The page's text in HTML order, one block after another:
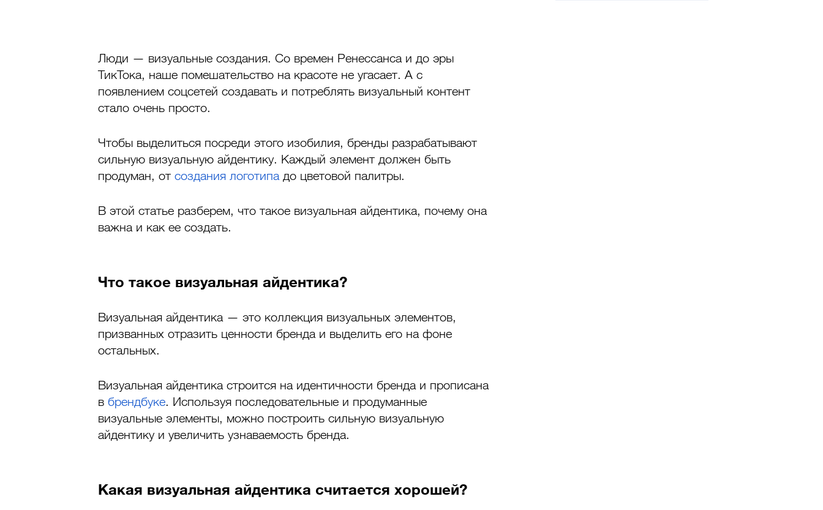
Люди — визуальные создания. Со времен Ренессанса и до эры
ТикТока, наше помешательство на красоте не угасает. А с
появлением соцсетей создавать и потреблять визуальный контент
стало очень просто.
Чтобы выделиться посреди этого изобилия, бренды разрабатывают
сильную визуальную айдентику. Каждый элемент должен быть
продуман, от создания логотипа до цветовой палитры.
В этой статье разберем, что такое визуальная айдентика, почему она
важна и как ее создать.
Что такое визуальная айдентика?
Визуальная айдентика — это коллекция визуальных элементов,
призванных отразить ценности бренда и выделить его на фоне
остальных.
Визуальная айдентика строится на идентичности бренда и прописана
в брендбуке. Используя последовательные и продуманные
визуальные элементы, можно построить сильную визуальную
айдентику и увеличить узнаваемость бренда.
Какая визуальная айдентика считается хорошей?